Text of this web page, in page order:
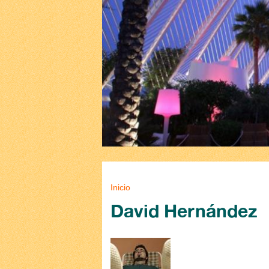
Se encuentra usted
Inicio
David Hernández